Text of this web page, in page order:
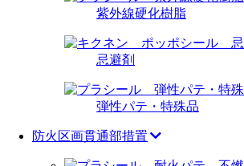
紫外線硬化樹脂
忌避剤
弾性パテ・特殊品
防火区画貫通部措置